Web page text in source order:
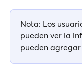
Nota: Los
pueden ver la
pueden agregar